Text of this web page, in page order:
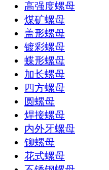
高强度螺母
煤矿螺母
盖形螺母
镀彩螺母
蝶形螺母
加长螺母
四方螺母
圆螺母
焊接螺母
内外牙螺母
铆螺母
花式螺母